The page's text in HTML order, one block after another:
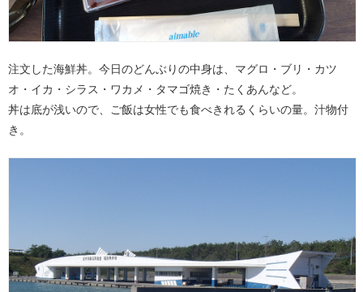
注文した海鮮丼。今日のどんぶりの中身は、マグロ・ブリ・カツ
オ・イカ・シラス・ワカメ・タマゴ焼き・たくあんなど。
丼は底が浅いので、ご飯は女性でも食べきれるくらいの量。汁物付
き。